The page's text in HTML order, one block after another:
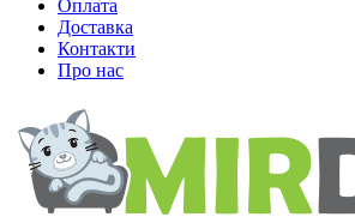
Оплата
Доставка
Контакти
Про нас